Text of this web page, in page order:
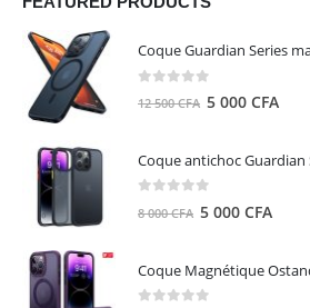
12 500CFA Le
500 CFA.
5 000 CFA
8 000CFA Le
était :
5 000 CFA